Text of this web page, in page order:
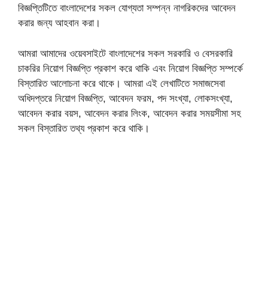
বিজ্ঞপ্তিটিতে বাংলাদেশের সকল যোগ্যতা সম্পন্ন নাগরিকদের আবেদন
করার জন্য আহবান করা।
আমরা আমাদের ওয়েবসাইটে বাংলাদেশের সকল সরকারি ও বেসরকারি
চাকরির নিয়োগ বিজ্ঞপ্তি প্রকাশ করে থাকি এবং নিয়োগ বিজ্ঞপ্তি সম্পর্কে
বিস্তারিত আলোচনা করে থাকে। আমরা এই লেখাটিতে সমাজসেবা
অধিদপ্তরে নিয়োগ বিজ্ঞপ্তি, আবেদন ফরম, পদ সংখ্যা, লোকসংখ্যা,
আবেদন করার বয়স, আবেদন করার লিংক, আবেদন করার সময়সীমা সহ
সকল বিস্তারিত তথ্য প্রকাশ করে থাকি।